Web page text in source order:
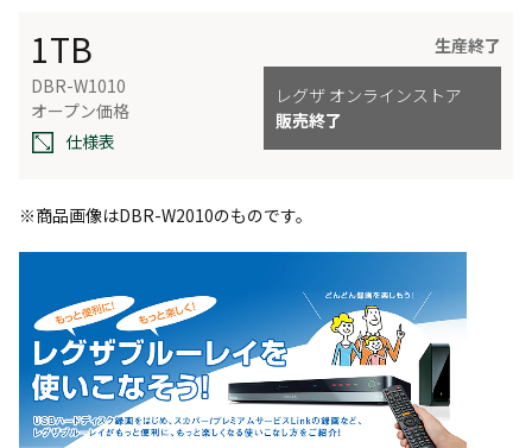
1TB
DBR-W1010
仕様表
オープン価格
生産終了
レグザ オンラインストア
販売終了
※商品画像はDBR-W2010のものです。